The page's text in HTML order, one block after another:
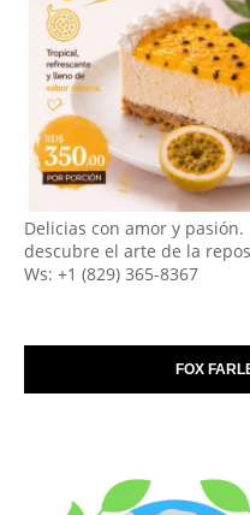
Delicias con amor y pasión.
descubre el arte de la
Ws: +1 (829) 365-8367
FOX